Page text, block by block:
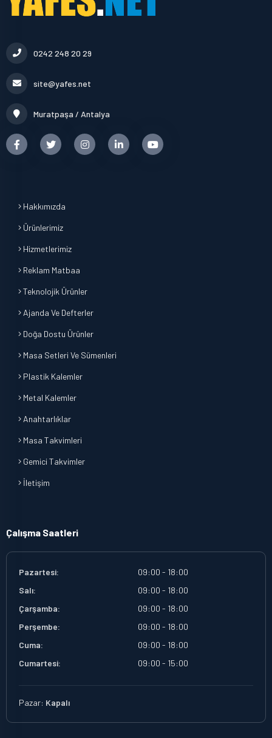
0242 248 20 29
site@yafes.net
Muratpaşa / Antalya
Hakkımızda
Ürünlerimiz
Hizmetlerimiz
Reklam Matbaa
Teknolojik Ürünler
Ajanda Ve Defterler
Doğa Dostu Ürünler
Masa Setleri Ve Sümenleri
Plastik Kalemler
Metal Kalemler
Anahtarlıklar
Masa Takvimleri
Gemici Takvimler
İletişim
Çalışma Saatleri
Pazartesi:
09:00 - 18:00
Salı:
09:00 - 18:00
Çarşamba:
09:00 - 18:00
Perşembe:
09:00 - 18:00
Cuma:
09:00 - 18:00
Cumartesi:
09:00 - 15:00
Pazar: Kapalı